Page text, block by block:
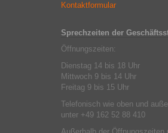
Kontaktformular
Sprechzeiten der
Öffnungszeiten:
Dienstag 14 bis 18 Uhr
Mittwoch 9 bis 14 Uhr
Freitag 9 bis 15 Uhr
Telefonisch wie oben und
unter +49 162 52 88 410